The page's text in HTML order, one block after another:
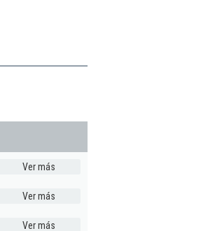
Ver más
Ver más
Ver más